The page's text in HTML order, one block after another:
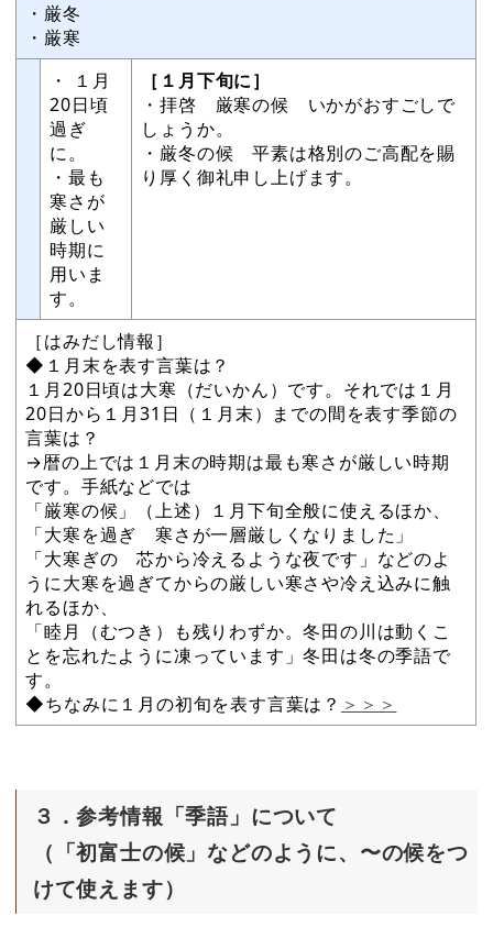
・厳冬
・厳寒
・ １月
20日頃
過ぎ
に。
・最も
寒さが
厳しい
時期に
用いま
す。
［１月下旬に］
・拝啓 厳寒の候 いかがおすごしで
しょうか。
・厳冬の候 平素は格別のご高配を賜
り厚く御礼申し上げます。
［はみだし情報］
◆１月末を表す言葉は？
１月20日頃は大寒（だいかん）です。それでは１月
20日から１月31日（１月末）までの間を表す季節の
言葉は？
→暦の上では１月末の時期は最も寒さが厳しい時期
です。手紙などでは
「厳寒の候」（上述）１月下旬全般に使えるほか、
「大寒を過ぎ 寒さが一層厳しくなりました」
「大寒ぎの 芯から冷えるような夜です」などのよ
うに大寒を過ぎてからの厳しい寒さや冷え込みに触
れるほか、
「睦月（むつき）も残りわずか。冬田の川は動くこ
とを忘れたように凍っています」冬田は冬の季語で
す。
◆ちなみに１月の初旬を表す言葉は？ ＞＞＞
３．参考情報「季語」について
（「初富士の候」などのように、〜の候をつ
けて使えます）